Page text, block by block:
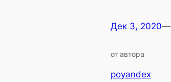
Дек 3, 2020—
от автора
poyandex